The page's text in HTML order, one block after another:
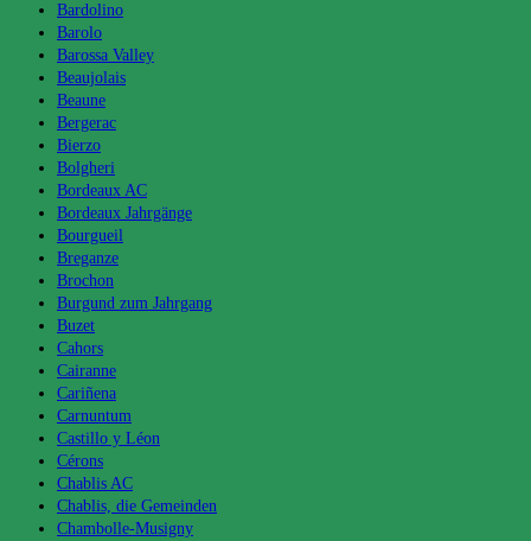
Bardolino
Barolo
Barossa Valley
Beaujolais
Beaune
Bergerac
Bierzo
Bolgheri
Bordeaux AC
Bordeaux Jahrgänge
Bourgueil
Breganze
Brochon
Burgund zum Jahrgang
Buzet
Cahors
Cairanne
Cariñena
Carnuntum
Castillo y Léon
Cérons
Chablis AC
Chablis, die Gemeinden
Chambolle-Musigny